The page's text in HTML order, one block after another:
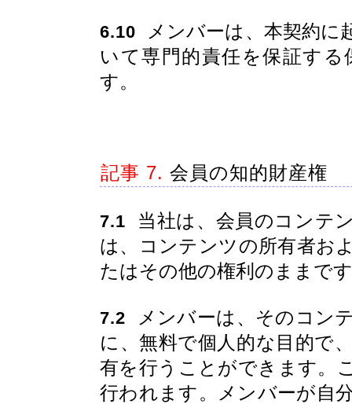
6.10 メンバーは、本契約に
いて専門的責任を保証す
す。
記事 7. 会員の知的財産権
7.1 当社は、会員のコンテ
は、コンテンツの所有者お
たはその他の権利のままで
7.2 メンバーは、そのコン
に、無料で個人的な目的で
有を行うことができます。
行われます。メンバーが自